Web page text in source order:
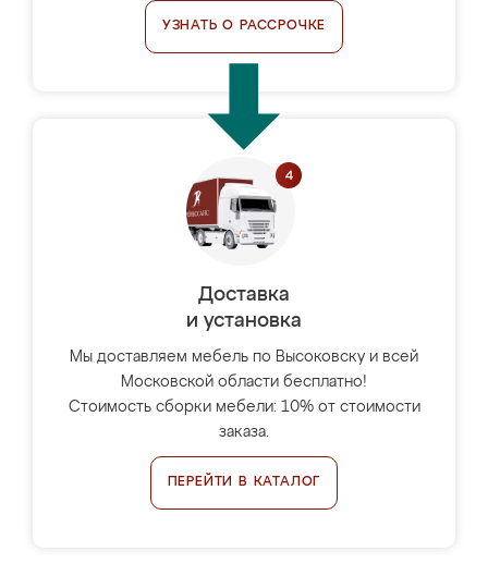
УЗНАТЬ О РАССРОЧКЕ
Доставка
и установка
Мы доставляем мебель по Высоковску и всей
Московской области бесплатно!
Стоимость сборки мебели: 10% от стоимости
заказа.
ПЕРЕЙТИ В КАТАЛОГ